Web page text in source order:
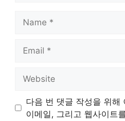
다음 번 댓글 작성을 위해
이메일, 그리고 웹사이트